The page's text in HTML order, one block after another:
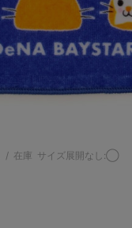
/ 在庫 サイズ展開なし:◯